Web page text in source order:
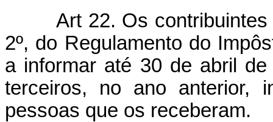
Art 22. Os
2º, do Regulamento do
a informar até 30 de abril
terceiros, no ano anterior,
pessoas que os receberam.